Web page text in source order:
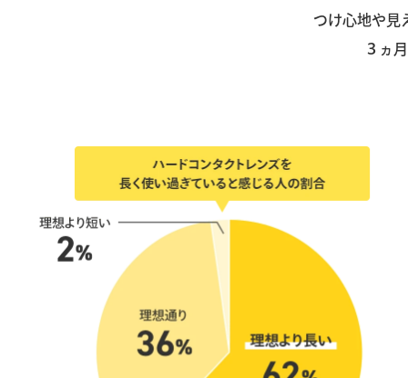
つけ心地や見
３ヵ